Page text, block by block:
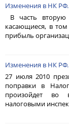
Изменения в НК РФ.
В часть вторую
касающиеся, в
прибыль
Изменения в НК РФ.
27 июля 2010
поправки в
произойдет во
налоговыми